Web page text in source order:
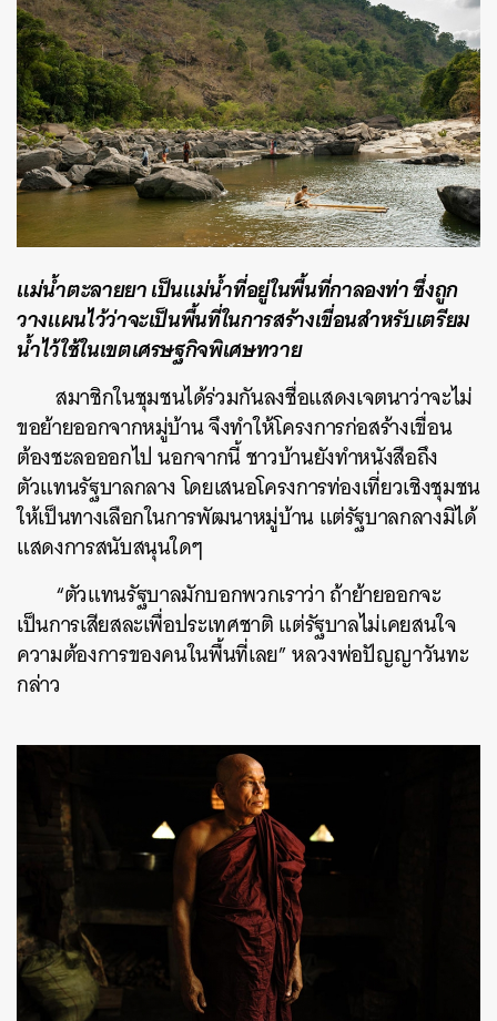
แม่น้ำตะลายยา เป็นแม่น้ำที่อยู่ในพื้นที่กาลองท่า ซึ่งถูก
วางแผนไว้ว่าจะเป็นพื้นที่ในการสร้างเขื่อนสำหรับเตรียม
น้ำไว้ใช้ในเขตเศรษฐกิจพิเศษทวาย
สมาชิกในชุมชนได้ร่วมกันลงชื่อแสดงเจตนาว่าจะไม่
ขอย้ายออกจากหมู่บ้าน จึงทำให้โครงการก่อสร้างเขื่อน
ต้องชะลอออกไป นอกจากนี้ ชาวบ้านยังทำหนังสือถึง
ตัวแทนรัฐบาลกลาง โดยเสนอโครงการท่องเที่ยวเชิงชุมชน
ให้เป็นทางเลือกในการพัฒนาหมู่บ้าน แต่รัฐบาลกลางมิได้
แสดงการสนับสนุนใดๆ
“ตัวแทนรัฐบาลมักบอกพวกเราว่า ถ้าย้ายออกจะ
เป็นการเสียสละเพื่อประเทศชาติ แต่รัฐบาลไม่เคยสนใจ
ความต้องการของคนในพื้นที่เลย” หลวงพ่อปัญญาวันทะ
กล่าว